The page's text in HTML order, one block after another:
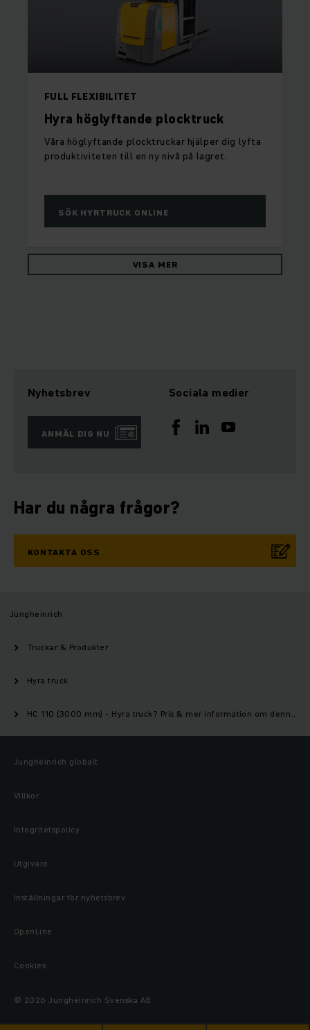
FULL FLEXIBILITET
Hyra höglyftande plocktruck
Våra höglyftande plocktruckar hjälper dig lyfta
produktiviteten till en ny nivå på lagret.
SÖK HYRTRUCK ONLINE
VISA MER
Nyhetsbrev
ANMÄL DIG NU
Sociala medier
Har du några frågor?
KONTAKTA OSS
Jungheinrich
Truckar & Produkter
Hyra truck
HC 110 (3000 mm) - Hyra truck? Pris & mer information om denna modell | Jungheinrich
Jungheinrich globalt
Villkor
Integritetspolicy
Utgivare
Inställningar för nyhetsbrev
OpenLine
Cookies
© 2026 Jungheinrich Svenska AB